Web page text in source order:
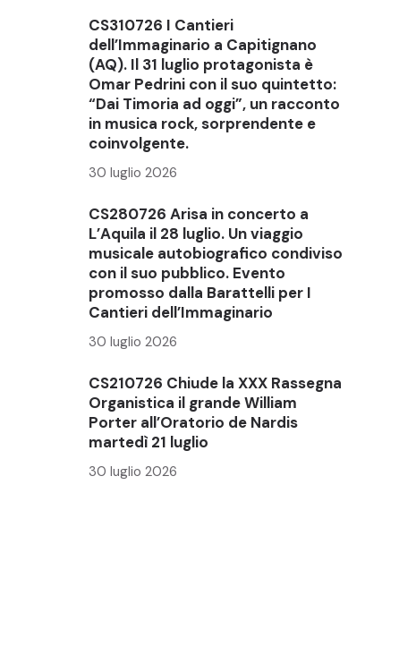
CS310726 I Cantieri
dell’Immaginario a Capitignano
(AQ). Il 31 luglio protagonista è
Omar Pedrini con il suo quintetto:
“Dai Timoria ad oggi”, un racconto
in musica rock, sorprendente e
coinvolgente.
30 luglio 2026
CS280726 Arisa in concerto a
L’Aquila il 28 luglio. Un viaggio
musicale autobiografico condiviso
con il suo pubblico. Evento
promosso dalla Barattelli per I
Cantieri dell’Immaginario
30 luglio 2026
CS210726 Chiude la XXX Rassegna
Organistica il grande William
Porter all’Oratorio de Nardis
martedì 21 luglio
30 luglio 2026